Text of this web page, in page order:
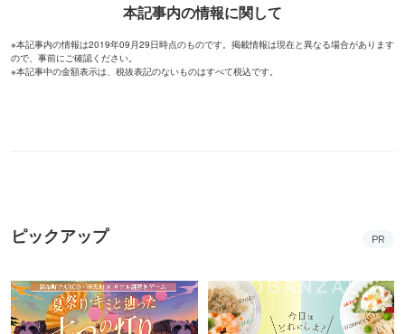
本記事内の情報に関して
※本記事内の情報は2019年09月29日時点のものです。掲載情報は現在と異なる場合があります
ので、事前にご確認ください。
※本記事中の金額表示は、税抜表記のないものはすべて税込です。
ピックアップ PR